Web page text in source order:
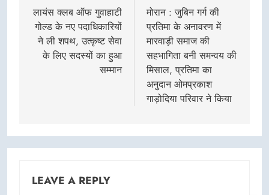
navigation
लायंस क्लब ऑफ गुवाहाटी
गोल्ड के नए पदाधिकारियों
ने ली शपथ, उत्कृष्ट सेवा
के लिए सदस्यों का हुआ
सम्मान
मोरान : जुबिन गर्ग की
प्रतिमा के अनावरण में
मारवाड़ी समाज की
सहभागिता बनी समन्वय की
मिसाल, प्रतिमा का
अनुदान ओमप्रकाश
गाड़ोदिया परिवार ने किया
LEAVE A REPLY